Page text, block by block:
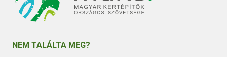
NEM TALÁLTA MEG?